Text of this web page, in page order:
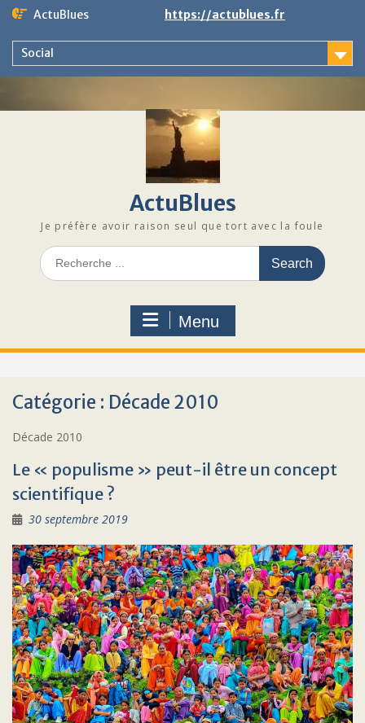
Skip
content
ActuBlues https://actublues.fr
Social
ActuBlues
Je préfère avoir raison seul que tort avec la foule
Search
for:
Menu
Catégorie : Décade 2010
Décade 2010
Le « populisme » peut-il être un concept
scientifique ?
30 septembre 2019